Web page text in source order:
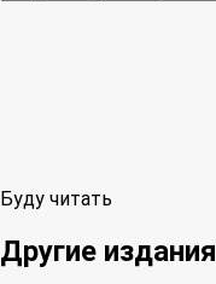
Буду читать
Другие издания